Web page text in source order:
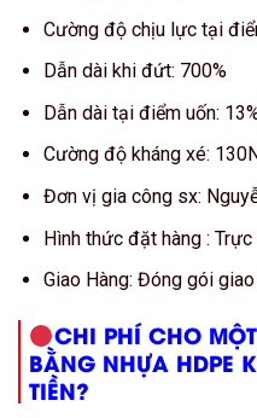
Cường độ chịu lực tại
Dẫn dài khi đứt: 700%
Dẫn dài tại điểm uốn:
Cường độ kháng xé: 130N
Đơn vị gia công sx:
Hình thức đặt hàng :
Giao Hàng: Đóng gói
CHI PHÍ CHO
BẰNG NHỰA HDPE
TIỀN?